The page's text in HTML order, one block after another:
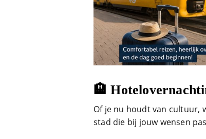
🏨
Of je nu houdt van cultuur,
stad die bij jouw wensen